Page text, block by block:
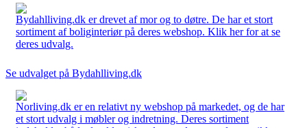
Bydahlliving.dk er drevet af mor og to døtre. De har et stort
sortiment af boliginteriør på deres webshop. Klik her for at se
deres udvalg.
Se udvalget på Bydahlliving.dk
Norliving.dk er en relativt ny webshop på markedet, og de har
et stort udvalg i møbler og indretning. Deres sortiment